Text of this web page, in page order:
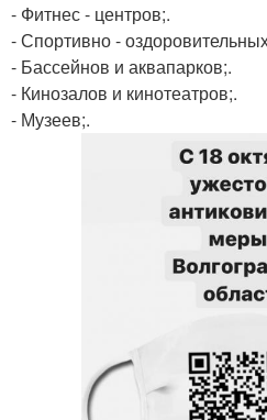
- Фитнес - центров;.
- Спортивно -
- Бассейнов и аквапарков;.
- Кинозалов и кинотеатров;.
- Музеев;.